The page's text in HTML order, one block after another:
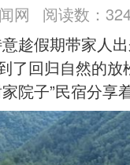
网 阅读数：
趁假期带家人
了回归自然的
院子”民宿分享